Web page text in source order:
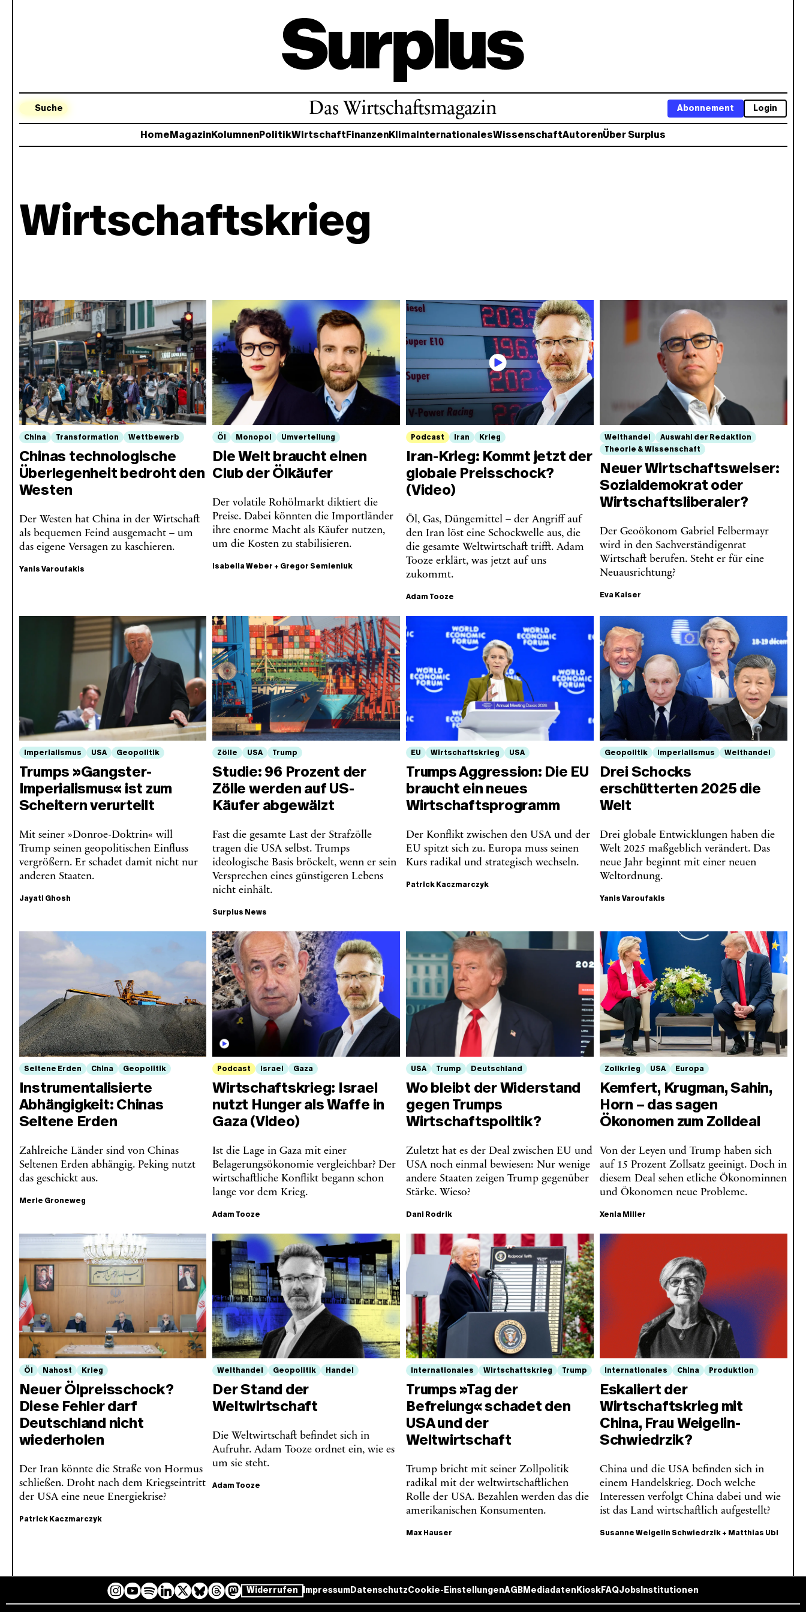
Suche Das Wirtschaftsmagazin Login
Abonnement
HomeMagazinKolumnenPolitikWirtschaftFinanzenKlimaInternationalesWissenschaftAutorenÜber Surplus
Wirtschaftskrieg
China Transformation Wettbewerb
Chinas technologische
Überlegenheit bedroht den
Westen
Der Westen hat China in der Wirtschaft
als bequemen Feind ausgemacht – um
das eigene Versagen zu kaschieren.
Yanis Varoufakis
Öl Monopol Umverteilung
Die Welt braucht einen
Club der Ölkäufer
Der volatile Rohölmarkt diktiert die
Preise. Dabei könnten die Importländer
ihre enorme Macht als Käufer nutzen,
um die Kosten zu stabilisieren.
Isabella Weber + Gregor Semieniuk
Podcast Iran Krieg
Iran-Krieg: Kommt jetzt der
globale Preisschock?
(Video)
Öl, Gas, Düngemittel – der Angriff auf
den Iran löst eine Schockwelle aus, die
die gesamte Weltwirtschaft trifft. Adam
Tooze erklärt, was jetzt auf uns
zukommt.
Adam Tooze
Welthandel
Auswahl der Redaktion
Theorie & Wissenschaft
Neuer Wirtschaftsweiser:
Sozialdemokrat oder
Wirtschaftsliberaler?
Der Geoökonom Gabriel Felbermayr
wird in den Sachverständigenrat
Wirtschaft berufen. Steht er für eine
Neuausrichtung?
Eva Kaiser
Imperialismus USA Geopolitik
Trumps »Gangster-
Imperialismus« ist zum
Scheitern verurteilt
Mit seiner »Donroe-Doktrin« will
Trump seinen geopolitischen Einfluss
vergrößern. Er schadet damit nicht nur
anderen Staaten.
Jayati Ghosh
Zölle USA Trump
Studie: 96 Prozent der
Zölle werden auf US-
Käufer abgewälzt
Fast die gesamte Last der Strafzölle
tragen die USA selbst. Trumps
ideologische Basis bröckelt, wenn er sein
Versprechen eines günstigeren Lebens
nicht einhält.
Surplus News
EU Wirtschaftskrieg USA
Trumps Aggression: Die EU
braucht ein neues
Wirtschaftsprogramm
Der Konflikt zwischen den USA und der
EU spitzt sich zu. Europa muss seinen
Kurs radikal und strategisch wechseln.
Patrick Kaczmarczyk
Geopolitik Imperialismus Welthandel
Drei Schocks
erschütterten 2025 die
Welt
Drei globale Entwicklungen haben die
Welt 2025 maßgeblich verändert. Das
neue Jahr beginnt mit einer neuen
Weltordnung.
Yanis Varoufakis
Seltene Erden China Geopolitik
Instrumentalisierte
Abhängigkeit: Chinas
Seltene Erden
Zahlreiche Länder sind von Chinas
Seltenen Erden abhängig. Peking nutzt
das geschickt aus.
Merle Groneweg
Podcast Israel Gaza
Wirtschaftskrieg: Israel
nutzt Hunger als Waffe in
Gaza (Video)
Ist die Lage in Gaza mit einer
Belagerungsökonomie vergleichbar? Der
wirtschaftliche Konflikt begann schon
lange vor dem Krieg.
Adam Tooze
USA Trump Deutschland
Wo bleibt der Widerstand
gegen Trumps
Wirtschaftspolitik?
Zuletzt hat es der Deal zwischen EU und
USA noch einmal bewiesen: Nur wenige
andere Staaten zeigen Trump gegenüber
Stärke. Wieso?
Dani Rodrik
Zollkrieg USA Europa
Kemfert, Krugman, Sahin,
Horn – das sagen
Ökonomen zum Zolldeal
Von der Leyen und Trump haben sich
auf 15 Prozent Zollsatz geeinigt. Doch in
diesem Deal sehen etliche Ökonominnen
und Ökonomen neue Probleme.
Xenia Miller
Öl Nahost Krieg
Neuer Ölpreisschock?
Diese Fehler darf
Deutschland nicht
wiederholen
Der Iran könnte die Straße von Hormus
schließen. Droht nach dem Kriegseintritt
der USA eine neue Energiekrise?
Patrick Kaczmarczyk
Welthandel Geopolitik Handel
Der Stand der
Weltwirtschaft
Die Weltwirtschaft befindet sich in
Aufruhr. Adam Tooze ordnet ein, wie es
um sie steht.
Adam Tooze
Internationales Wirtschaftskrieg Trump
Trumps »Tag der
Befreiung« schadet den
USA und der
Weltwirtschaft
Trump bricht mit seiner Zollpolitik
radikal mit der weltwirtschaftlichen
Rolle der USA. Bezahlen werden das die
amerikanischen Konsumenten.
Max Hauser
Internationales China Produktion
Eskaliert der
Wirtschaftskrieg mit
China, Frau Weigelin-
Schwiedrzik?
China und die USA befinden sich in
einem Handelskrieg. Doch welche
Interessen verfolgt China dabei und wie
ist das Land wirtschaftlich aufgestellt?
Susanne Weigelin Schwiedrzik+ Matthias Ubl
I
Y
S
L
B
T
M
Widerrufen ImpressumDatenschutzCookie-EinstellungenAGBMediadatenKioskFAQJobsInstitutionen